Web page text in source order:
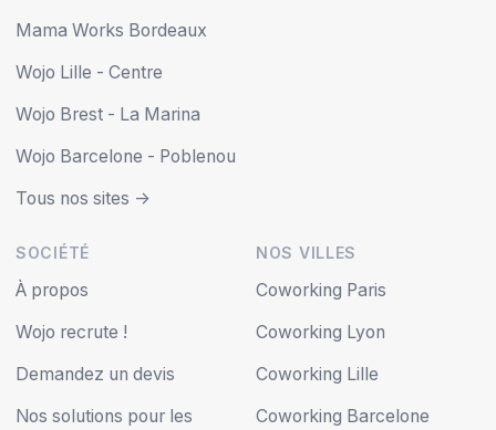
Mama Works Bordeaux
Wojo Lille - Centre
Wojo Brest - La Marina
Wojo Barcelone - Poblenou
Tous nos sites ->
SOCIÉTÉ
À propos
Wojo recrute !
Demandez un devis
Nos solutions pour les
NOS VILLES
Coworking Paris
Coworking Lyon
Coworking Lille
Coworking Barcelone